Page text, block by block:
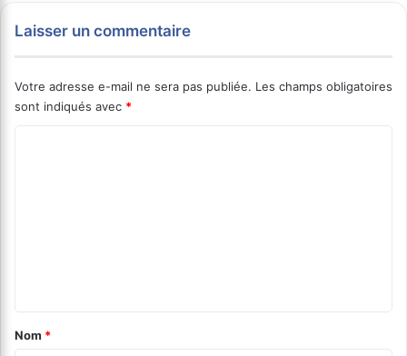
Laisser un commentaire
Votre adresse e-mail ne sera pas publiée. Les champs obligatoires
sont indiqués avec *
a
Nom *